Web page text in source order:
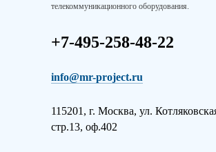
телекоммуникационного оборудования.
+7-495-258-48-22
info@mr-project.ru
115201, г. Москва, ул.
стр.13, оф.402